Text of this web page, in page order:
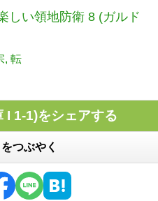
しい領地防衛 8 (ガルド
転
I 1-1)をシェアする
つぶやく